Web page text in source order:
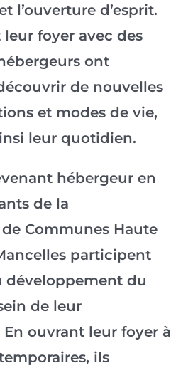
l’ouverture d’esprit.
foyer avec des
ont
de nouvelles
et modes de vie,
leur quotidien.
hébergeur en
de la
Communes Haute
participent
développement du
de leur
ouvrant leur foyer à
ils